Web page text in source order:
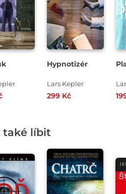
Hypnotizér
Lars Kepler
299 Kč
také líbit